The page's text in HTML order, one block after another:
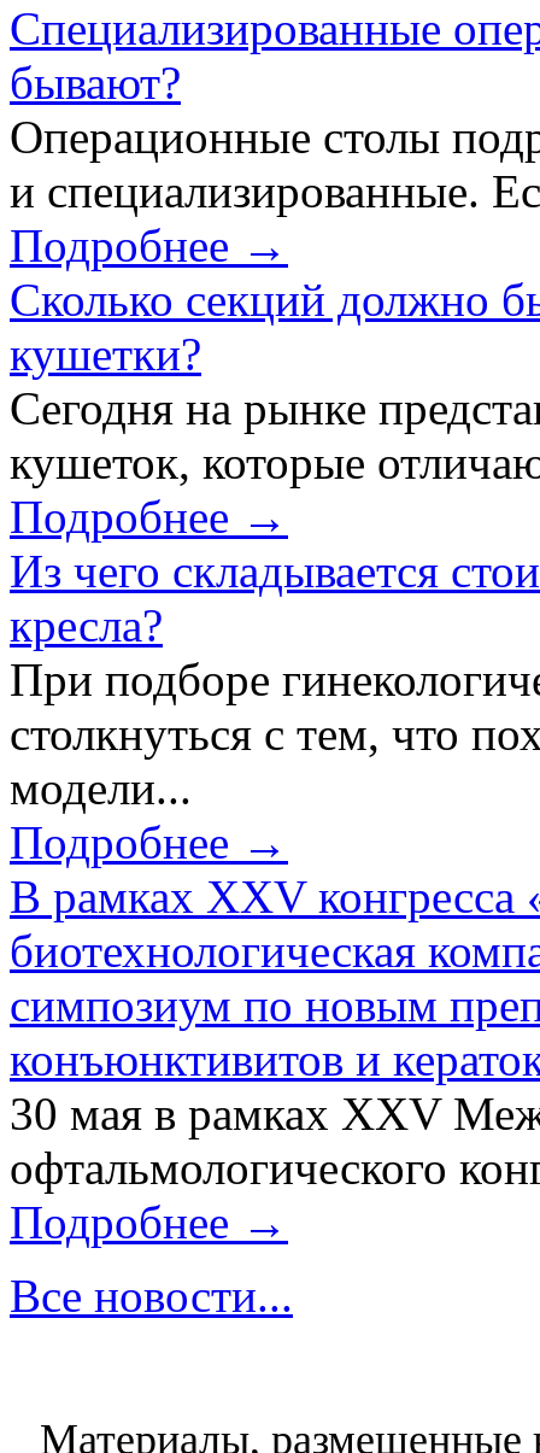
Специализированные
бывают?
Операционные столы
и специализированные.
Подробнее →
Сколько секций должно
кушетки?
Сегодня на рынке
кушеток, которые
Подробнее →
Из чего складывается
кресла?
При подборе
столкнуться с тем, что
модели...
Подробнее →
В рамках XXV конгресса
биотехнологическая
симпозиум по новым
конъюнктивитов и
30 мая в рамках XXV
офтальмологического
Подробнее →
Все новости...
Материалы, размещенные